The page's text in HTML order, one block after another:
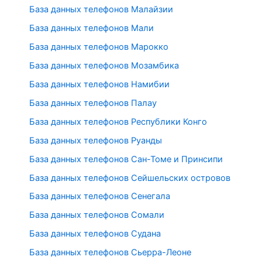
База данных телефонов Малайзии
База данных телефонов Мали
База данных телефонов Марокко
База данных телефонов Мозамбика
База данных телефонов Намибии
База данных телефонов Палау
База данных телефонов Республики Конго
База данных телефонов Руанды
База данных телефонов Сан-Томе и Принсипи
База данных телефонов Сейшельских островов
База данных телефонов Сенегала
База данных телефонов Сомали
База данных телефонов Судана
База данных телефонов Сьерра-Леоне